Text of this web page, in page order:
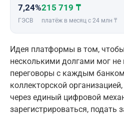
7,24%
ГЭСВ
215 719 ₸
платёж в месяц с 24 млн ₸
Идея платформы в том,
несколькими долгами мог не
переговоры с каждым
коллекторской
через единый цифровой
зарегистрироваться, подать